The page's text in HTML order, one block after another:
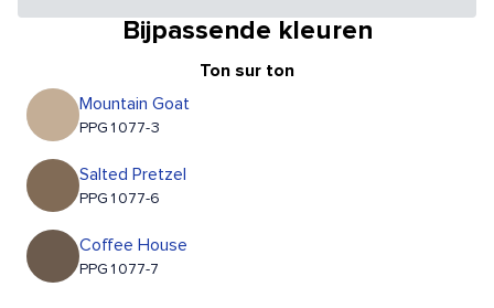
Bijpassende kleuren
Ton sur ton
Mountain Goat
PPG1077-3
Salted Pretzel
PPG1077-6
Coffee House
PPG1077-7